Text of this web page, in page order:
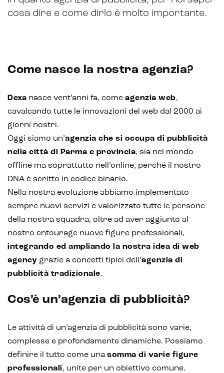
Email marketing
Marketing automation
Lead generation e nurturing
Customer segmentation
cosa dire e come dirlo è molto importante.
Come nasce la nostra agenzia?
Dexa nasce vent’anni fa, come agenzia web,
cavalcando tutte le innovazioni del web dal 2000 ai
giorni nostri.
Oggi siamo un’agenzia che si occupa di pubblicità
nella città di Parma e provincia, sia nel mondo
offline ma soprattutto nell’online, perché il nostro
DNA è scritto in codice binario.
Nella nostra evoluzione abbiamo implementato
sempre nuovi servizi e valorizzato tutte le persone
della nostra squadra, oltre ad aver aggiunto al
nostro entourage nuove figure professionali,
integrando ed ampliando la nostra idea di web
agency grazie a concetti tipici dell’agenzia di
pubblicità tradizionale.
Cos’è un’agenzia di pubblicità?
Le attività di un’agenzia di pubblicità sono varie,
complesse e profondamente dinamiche. Possiamo
definire il tutto come una somma di varie figure
professionali, unite per un obiettivo comune.